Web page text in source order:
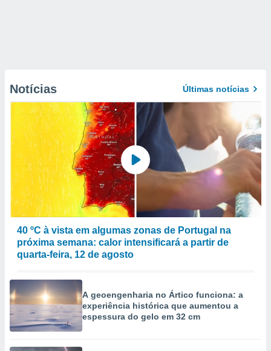
Notícias Últimas notícias
40 ºC à vista em algumas zonas de Portugal na
próxima semana: calor intensificará a partir de
quarta-feira, 12 de agosto
A geoengenharia no Ártico funciona: a
experiência histórica que aumentou a
espessura do gelo em 32 cm